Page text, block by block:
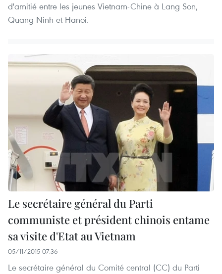
d'amitié entre les jeunes Vietnam-Chine à Lang Son,
Quang Ninh et Hanoi.
Le secrétaire général du Parti
communiste et président chinois entame
sa visite d'Etat au Vietnam
05/11/2015 07:36
Le secrétaire général du Comité central (CC) du Parti